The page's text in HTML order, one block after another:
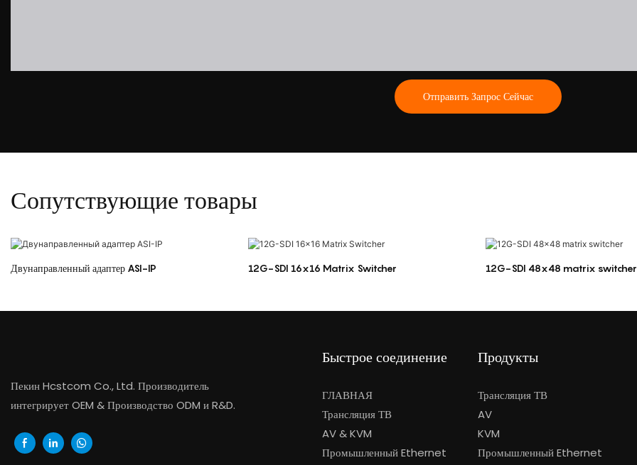
Отправить Запрос Сейчас
Сопутствующие товары
Двунаправленный адаптер ASI-IP 12G-SDI 16x16 Matrix Switcher 12G-SDI 48x48 matrix switcher
Пекин Hcstcom Co., Ltd. Производитель
интегрирует OEM & Производство ODM и R&D.
Быстрое соединение
ГЛАВНАЯ
Трансляция ТВ
AV & KVM
Промышленный Ethernet
Продукты
Трансляция ТВ
AV
KVM
Промышленный Ethernet